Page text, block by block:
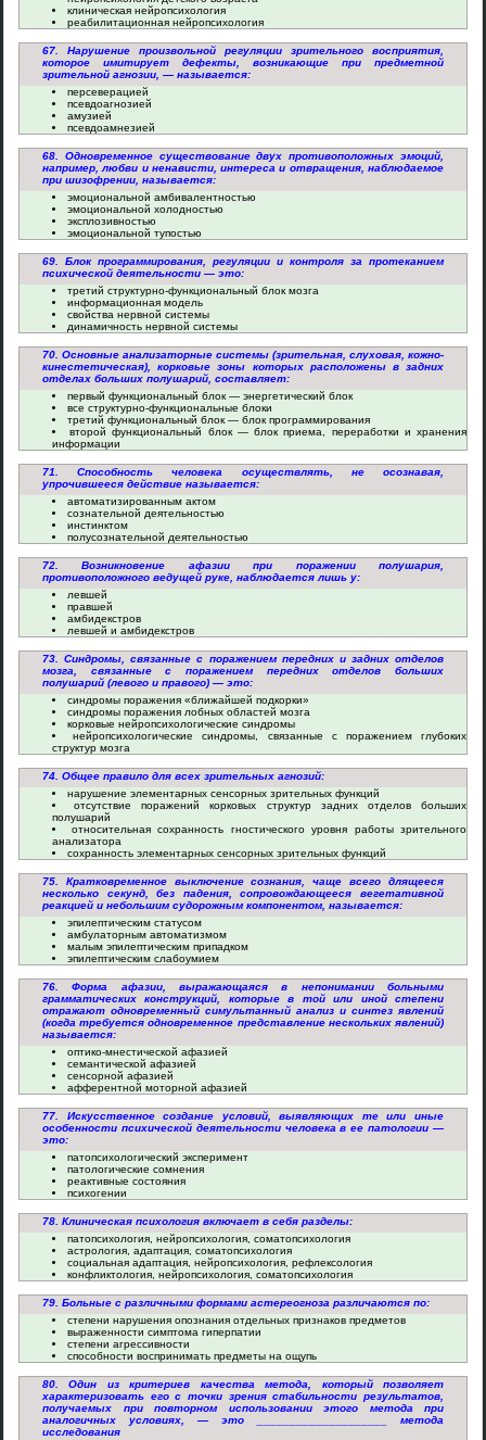
клиническая нейропсихология
реабилитационная нейропсихология
67. Нарушение произвольной регуляции зрительного восприятия,
которое имитирует дефекты, возникающие при предметной
зрительной агнозии, — называется:
персеверацией
псевдоагнозией
амузией
псевдоамнезией
68. Одновременное существование двух противоположных эмоций,
например, любви и ненависти, интереса и отвращения, наблюдаемое
при шизофрении, называется:
эмоциональной амбивалентностью
эмоциональной холодностью
эксплозивностью
эмоциональной тупостью
69. Блок программирования, регуляции и контроля за протеканием
психической деятельности — это:
третий структурно-функциональный блок мозга
информационная модель
свойства нервной системы
динамичность нервной системы
70. Основные анализаторные системы (зрительная, слуховая, кожно-
кинестетическая), корковые зоны которых расположены в задних
отделах больших полушарий, составляет:
первый функциональный блок — энергетический блок
все структурно-функциональные блоки
третий функциональный блок — блок программирования
второй функциональный блок — блок приема, переработки и хранения
информации
71. Способность человека осуществлять, не осознавая,
упрочившееся действие называется:
автоматизированным актом
сознательной деятельностью
инстинктом
полусознательной деятельностью
72. Возникновение афазии при поражении полушария,
противоположного ведущей руке, наблюдается лишь у:
левшей
правшей
амбидекстров
левшей и амбидекстров
73. Синдромы, связанные с поражением передних и задних отделов
мозга, связанные с поражением передних отделов больших
полушарий (левого и правого) — это:
синдромы поражения «ближайшей подкорки»
синдромы поражения лобных областей мозга
корковые нейропсихологические синдромы
нейропсихологические синдромы, связанные с поражением глубоких
структур мозга
74. Общее правило для всех зрительных агнозий:
нарушение элементарных сенсорных зрительных функций
отсутствие поражений корковых структур задних отделов больших
полушарий
относительная сохранность гностического уровня работы зрительного
анализатора
сохранность элементарных сенсорных зрительных функций
75. Кратковременное выключение сознания, чаще всего длящееся
несколько секунд, без падения, сопровождающееся вегетативной
реакцией и небольшим судорожным компонентом, называется:
эпилептическим статусом
амбулаторным автоматизмом
малым эпилептическим припадком
эпилептическим слабоумием
76. Форма афазии, выражающаяся в непонимании больными
грамматических конструкций, которые в той или иной степени
отражают одновременный симультанный анализ и синтез явлений
(когда требуется одновременное представление нескольких явлений)
называется:
оптико-мнестической афазией
семантической афазией
сенсорной афазией
афферентной моторной афазией
77. Искусственное создание условий, выявляющих те или иные
особенности психической деятельности человека в ее патологии —
это:
патопсихологический эксперимент
патологические сомнения
реактивные состояния
психогении
78. Клиническая психология включает в себя разделы:
патопсихология, нейропсихология, соматопсихология
астрология, адаптация, соматопсихология
социальная адаптация, нейропсихология, рефлексология
конфликтология, нейропсихология, соматопсихология
79. Больные с различными формами астереогноза различаются по:
степени нарушения опознания отдельных признаков предметов
выраженности симптома гиперпатии
степени агрессивности
способности воспринимать предметы на ощупь
80. Один из критериев качества метода, который позволяет
характеризовать его с точки зрения стабильности результатов,
получаемых при повторном использовании этого метода при
аналогичных условиях, — это ____________________ метода
исследования